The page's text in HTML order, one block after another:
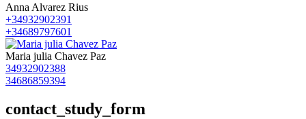
Anna Alvarez Rius
+34932902391
+34689797601
Maria julia Chavez Paz
34932902388
34686859394
contact_study_form